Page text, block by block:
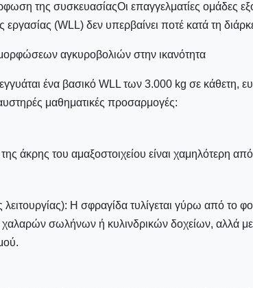
της συσκευασίαςΟι επαγγελματίες ομάδες
(WLL) δεν υπερβαίνει ποτέ κατά τη
αγκυροβολιών στην ικανότητα
ένα βασικό WLL των 3.000 kg σε κάθετη,
μαθηματικές προσαρμογές:
άκρης του αμαξοστοιχείου είναι χαμηλότερη
Η σφραγίδα τυλίγεται γύρω από το
χαλαρών σωλήνων ή κυλινδρικών δοχείων, αλλά